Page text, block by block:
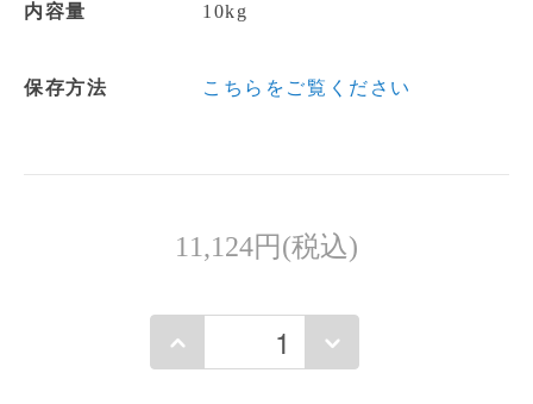
内容量 10kg
保存方法 こちらをご覧ください
11,124円(税込)